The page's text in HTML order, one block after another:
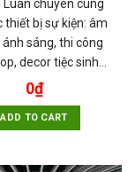
Luân chuyên cung
thiết bị sự kiện: âm
sáng, thi công
decor tiệc sinh…
0₫
ADD TO CART